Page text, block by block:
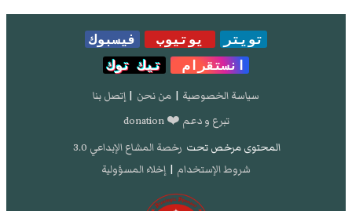
تويتر يوتيوب
فيسبوك
انستقرام
تيك توك
سياسة الخصوصية | من نحن | إتصل بنا
تبرع و دعم ❤️ donation
المحتوى مرخص تحت رخصة المشاع الإبداعي 3.0
شروط الإستخدام | إخلاء المسؤولية